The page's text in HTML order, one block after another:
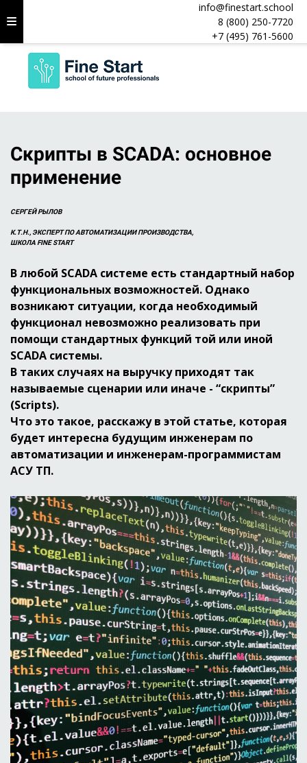
info@finestart.school
8 (800) 250-7720
+7 (495) 761-5600
Скрипты в SCADA: основное
применение
СЕРГЕЙ РЫЛОВ
К.Т.Н., ЭКСПЕРТ ПО АВТОМАТИЗАЦИИ ПРОИЗВОДСТВА,
ШКОЛА FINE START
В любой SCADA системе есть стандартный набор
функциональных возможностей. Однако
возникают ситуации, когда необходимый
функционал невозможно реализовать при
помощи стандартных функций той или иной
SCADA системы.
В таких случаях на выручку приходят так
называемые сценарии или иначе - “скрипты”
(Scripts).
Что это такое, расскажу в этой статье, которая
будет интересна будущим инженерам по
автоматизации и инженерам-программистам
АСУ ТП.